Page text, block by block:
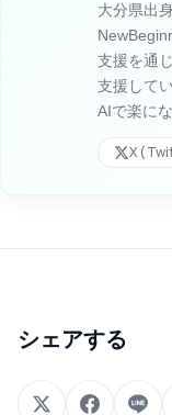
大分県出
支援を通
支援して
AIで楽に
X
シェアする